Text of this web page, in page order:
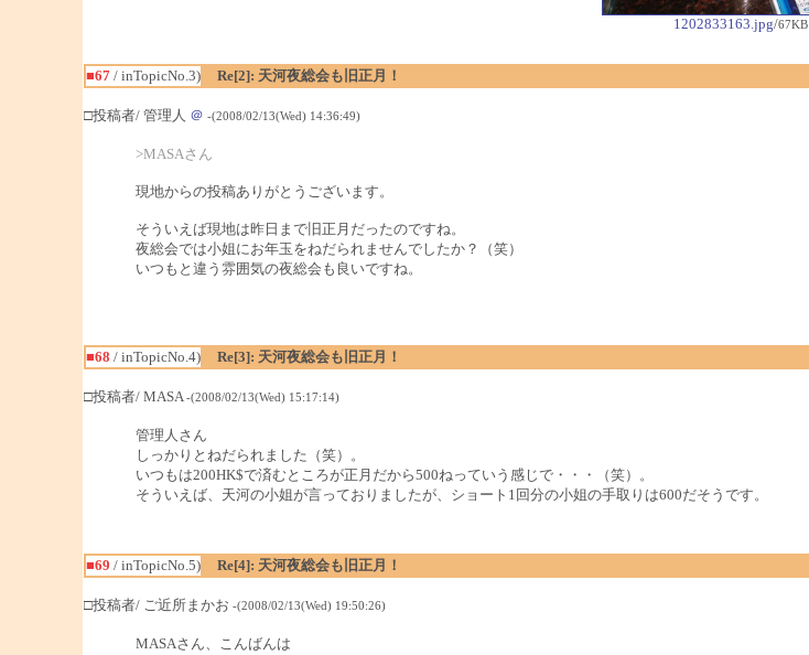
1202833163.jpg/67KB
■67/ inTopicNo.3)
Re[2]: 天河夜総会も旧正月！
□投稿者/ 管理人 ＠ -(2008/02/13(Wed) 14:36:49)
>MASAさん
現地からの投稿ありがとうございます。
そういえば現地は昨日まで旧正月だったのですね。
夜総会では小姐にお年玉をねだられませんでしたか？（笑）
いつもと違う雰囲気の夜総会も良いですね。
■68 / inTopicNo.4)
Re[3]: 天河夜総会も旧正月！
□投稿者/ MASA-(2008/02/13(Wed) 15:17:14)
管理人さん
しっかりとねだられました（笑）。
いつもは200HK$で済むところが正月だから500ねっていう感じで・・・（笑）。
そういえば、天河の小姐が言っておりましたが、ショート1回分の小姐の手取りは600だそうです。
■69 / inTopicNo.5)
Re[4]: 天河夜総会も旧正月！
□投稿者/ ご近所まかお -(2008/02/13(Wed) 19:50:26)
MASAさん、こんばんは